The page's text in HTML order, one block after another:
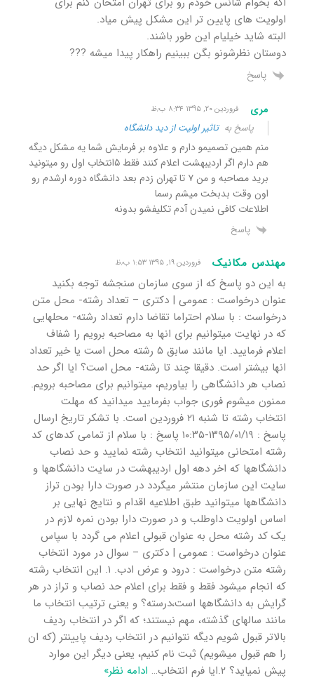
اولویت های پایین تر این مشکل پیش میاد.
البته شاید خیلیام این طور باشند.
دوستان نظرشونو بگن ببینیم راهکار پیدا میشه ???
پاسخ
مری فروردین ۲۰, ۱۳۹۵ ۸:۳۴ ب٫ظ
پاسخ بهتاثیر اولیت از دید دانشگاه
منم همین تصمیمو دارم و علاوه بر فرمایش شما یه مشکل دیگه
هم دارم اگر اردیبهشت اعلام کنند فقط ۵انتخاب اول رو میتونید
برید مصاحبه و من ۷ تا تهران زدم بعد دانشگاه دوره ارشدم رو
اون وقت بدبخت میشم رسما
اطلاعات کافی نمیدن آدم تکلیفشو بدونه
پاسخ
مهندس مکانیک فروردین ۱۹, ۱۳۹۵ ۱:۵۳ ب٫ظ
به این دو پاسخ که از سوی سازمان سنجشه توجه بکنید
عنوان درخواست : عمومی | دکتری – تعداد رشته- محل متن
درخواست : با سلام احتراما تقاضا دارم تعداد رشته- محلهایی
که در نهایت میتوانیم برای انها به مصاحبه برویم را شفاف
اعلام فرمایید. ایا مانند سابق ۵ رشته محل است یا خیر تعداد
انها بیشتر است. دقیقا چند تا رشته- محل است؟ ایا اگر حد
نصاب هر دانشگاهی را بیاوریم، میتوانیم برای مصاحبه برویم.
ممنون میشوم فوری جواب بفرمایید میدانید که مهلت
انتخاب رشته تا شنبه ۲۱ فروردین است. با تشکر تاریخ ارسال
پاسخ : ١٣٩۵/٠١/١٩-١٠:٣۵ پاسخ : با سلام از تمامی کدهای کد
رشته امتحانی میتوانید انتخاب رشته نمایید و حد نصاب
دانشگاهها که اخر دهه اول اردیبهشت در سایت دانشگاهها و
سایت این سازمان منتشر میگردد در صورت دارا بودن تراز
دانشگاهها میتوانید طبق اطلاعیه اقدام و نتایج نهایی بر
اساس اولویت داوطلب و در صورت دارا بودن نمره لازم در
یک کد رشته محل به عنوان قبولی اعلام می گردد با سپاس
عنوان درخواست : عمومی | دکتری – سوال در مورد انتخاب
رشته متن درخواست : درود و عرض ادب. ۱. این انتخاب رشته
که انجام میشود فقط و فقط برای اعلام حد نصاب و تراز در هر
گرایش به دانشگاهها است،درسته؟ و یعنی ترتیب انتخاب ما
مانند سالهای گذشته، مهم نیستند؛ که اگر در انتخاب ردیف
بالاتر قبول شویم دیگه نتوانیم در انتخاب ردیف پایینتر (که ان
را هم قبول میشویم) ثبت نام کنیم، یعنی دیگر این موارد
پیش نمیاید؟ ۲.ایا فرم انتخاب
… ادامه نظر»